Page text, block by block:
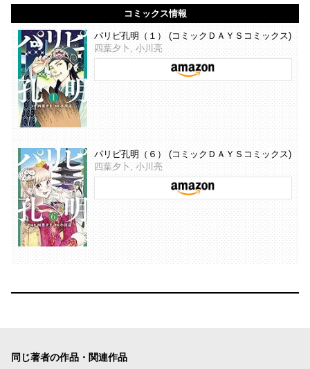
コミックス情報
パリピ孔明（１） (コミックＤＡＹＳコミックス)
四葉夕卜, 小川亮
パリピ孔明（６） (コミックＤＡＹＳコミックス)
四葉夕卜, 小川亮
同じ著者の作品・関連作品